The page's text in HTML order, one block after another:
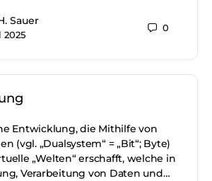
Sauer
2025
0
Entwicklung, die Mithilfe von
(vgl. „Dualsystem“ = „Bit“; Byte)
„Welten“ erschafft, welche in
Verarbeitung von Daten und…